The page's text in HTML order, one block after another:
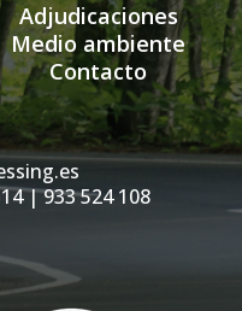
Adjudicaciones
Medio ambiente
Contacto
| 933 524 108